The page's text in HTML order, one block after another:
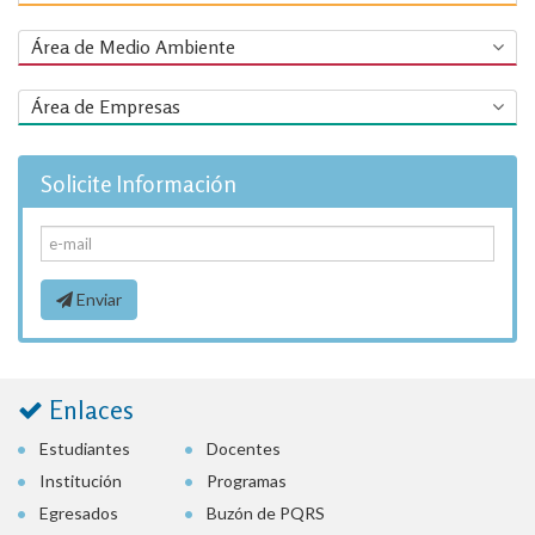
Área de Medio Ambiente
Área de Empresas
Solicite Información
Enviar
Enlaces
Estudiantes
Docentes
Institución
Programas
Egresados
Buzón de PQRS